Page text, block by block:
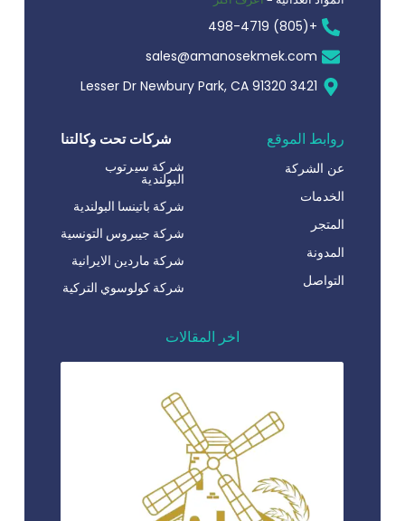
+(805) 498-4719
sales@amanosekmek.com
3421 Lesser Dr Newbury Park, CA 91320
روابط الموقع
عن الشركة
الخدمات
المتجر
المدونة
التواصل
شركات تحت وكالتنا
شركة سيرتوب
البولندية
شركة باتينسا البولندية
شركة جيبروس التونسية
شركة ماردين الايرانية
شركة كولوسوي التركية
اخر المقالات